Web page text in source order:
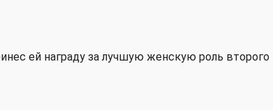
ей награду за лучшую женскую роль второго